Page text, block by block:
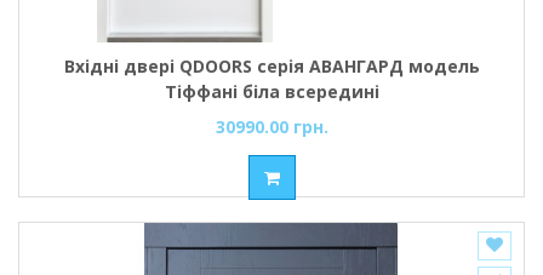
Вхідні двері QDOORS серія АВАНГАРД модель
Тіффані біла всередині
30990.00 грн.